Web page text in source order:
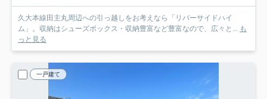
久大本線田主丸周辺への引っ越しをお考えなら「リバーサイドハイ
ム」。収納はシューズボックス・収納豊富など豊富なので、広々と... も
っと見る
一戸建て